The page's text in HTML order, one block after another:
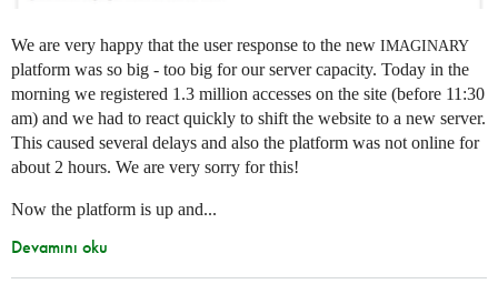
We are very happy that the user response to the new IMAGINARY
platform was so big - too big for our server capacity. Today in the
morning we registered 1.3 million accesses on the site (before 11:30
am) and we had to react quickly to shift the website to a new server.
This caused several delays and also the platform was not online for
about 2 hours. We are very sorry for this!
Now the platform is up and...
Devamını oku